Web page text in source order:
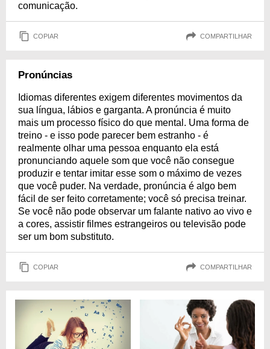
comunicação.
COPIAR COMPARTILHAR
Pronúncias
Idiomas diferentes exigem diferentes movimentos da
sua língua, lábios e garganta. A pronúncia é muito
mais um processo físico do que mental. Uma forma de
treino - e isso pode parecer bem estranho - é
realmente olhar uma pessoa enquanto ela está
pronunciando aquele som que você não consegue
produzir e tentar imitar esse som o máximo de vezes
que você puder. Na verdade, pronúncia é algo bem
fácil de ser feito corretamente; você só precisa treinar.
Se você não pode observar um falante nativo ao vivo e
a cores, assistir filmes estrangeiros ou televisão pode
ser um bom substituto.
COPIAR COMPARTILHAR